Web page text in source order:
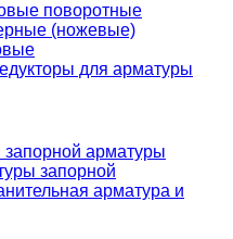
поворотные
(ножевые)
для арматуры
арматуры
запорной
арматура и